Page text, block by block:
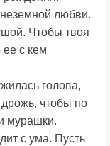
любви.
Чтобы твоя
с кем
голова,
чтобы по
мурашки.
с ума. Пусть